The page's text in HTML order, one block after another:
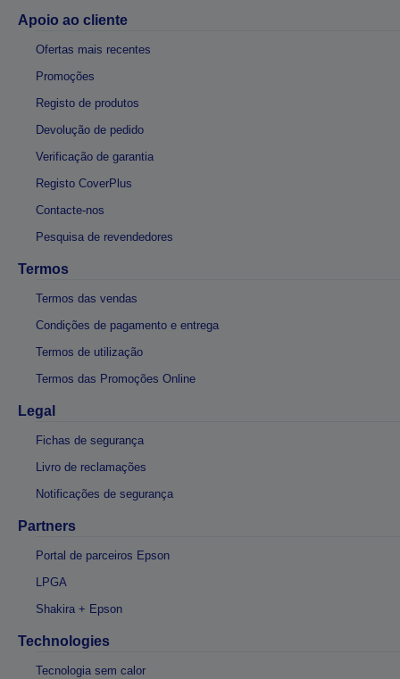
Apoio ao cliente
Ofertas mais recentes
Promoções
Registo de produtos
Devolução de pedido
Verificação de garantia
Registo CoverPlus
Contacte-nos
Pesquisa de revendedores
Termos
Termos das vendas
Condições de pagamento e entrega
Termos de utilização
Termos das Promoções Online
Legal
Fichas de segurança
Livro de reclamações
Notificações de segurança
Partners
Portal de parceiros Epson
LPGA
Shakira + Epson
Technologies
Tecnologia sem calor